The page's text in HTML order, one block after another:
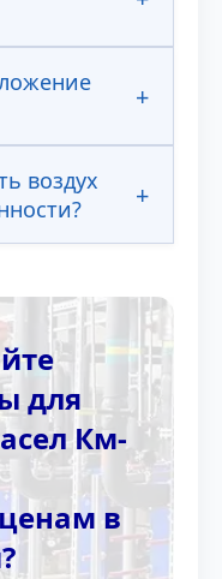
воздух
для
Км-
в